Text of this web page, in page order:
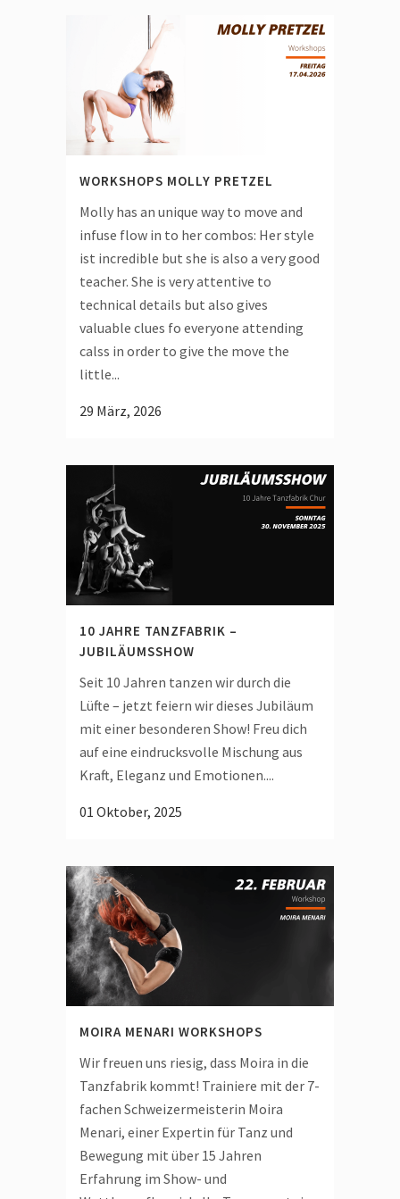
WORKSHOPS MOLLY PRETZEL
Molly has an unique way to move and
infuse flow in to her combos: Her style
ist incredible but she is also a very good
teacher. She is very attentive to
technical details but also gives
valuable clues fo everyone attending
calss in order to give the move the
little...
29 März, 2026
10 JAHRE TANZFABRIK –
JUBILÄUMSSHOW
Seit 10 Jahren tanzen wir durch die
Lüfte – jetzt feiern wir dieses Jubiläum
mit einer besonderen Show! Freu dich
auf eine eindrucksvolle Mischung aus
Kraft, Eleganz und Emotionen....
01 Oktober, 2025
MOIRA MENARI WORKSHOPS
Wir freuen uns riesig, dass Moira in die
Tanzfabrik kommt! Trainiere mit der 7-
fachen Schweizermeisterin Moira
Menari, einer Expertin für Tanz und
Bewegung mit über 15 Jahren
Erfahrung im Show- und